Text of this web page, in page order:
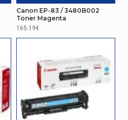
Canon EP-83 / 3480B002
Toner Magenta
165.19€